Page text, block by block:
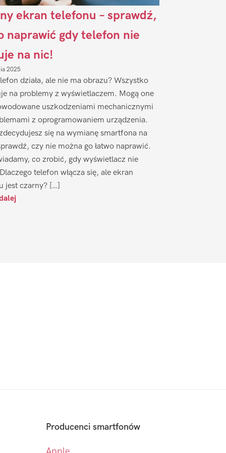
ekran telefonu – sprawdź,
naprawić gdy telefon nie
na nic!
2025
działa, ale nie ma obrazu? Wszystko
na problemy z wyświetlaczem. Mogą one
uszkodzeniami mechanicznymi
z oprogramowaniem urządzenia.
się na wymianę smartfona na
czy nie można go łatwo naprawić.
co zrobić, gdy wyświetlacz nie
telefon włącza się, ale ekran
jest czarny? […]
Producenci smartfonów